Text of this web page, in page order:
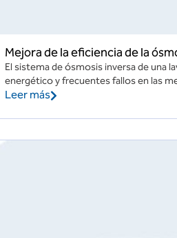
Mejora de la eficiencia de la
El sistema de ósmosis inversa de una
energético y frecuentes fallos en las
Leer más